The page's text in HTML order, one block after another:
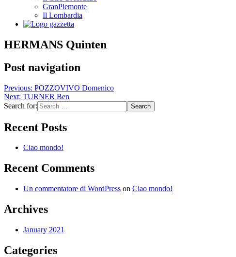
GranPiemonte
Il Lombardia
HERMANS Quinten
Post navigation
Previous: POZZOVIVO Domenico
Next: TURNER Ben
Search for:
Recent Posts
Ciao mondo!
Recent Comments
Un commentatore di WordPress on Ciao mondo!
Archives
January 2021
Categories